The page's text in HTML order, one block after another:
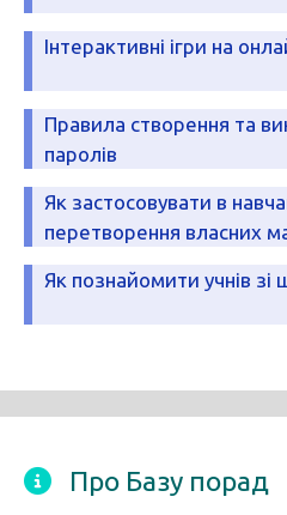
Інтерактивні ігри на
Правила створення та
паролів
Як застосовувати в
перетворення власних
Як познайомити учнів зі
Про Базу порад